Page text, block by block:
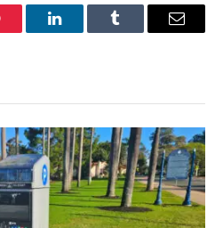
LinkedInTumblr Email